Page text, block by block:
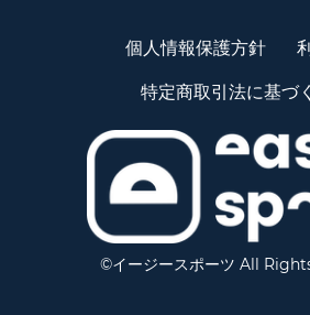
個人情報保護方針
特定商取引法に基づ
©イージースポーツ All